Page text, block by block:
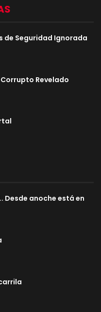
de Seguridad Ignorada
Revelado
Desde anoche está en